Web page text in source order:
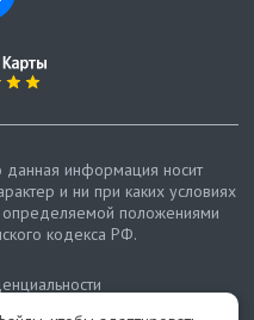
информация носит
и ни при каких условиях
определяемой положениями
кодекса РФ.